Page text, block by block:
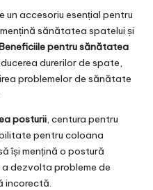
un accesoriu esențial pentru
sănătatea spatelui și
pentru sănătatea
durerilor de spate,
problemelor de sănătate
posturii, centura pentru
pentru coloana
își mențină o postură
a dezvolta probleme de
incorectă.